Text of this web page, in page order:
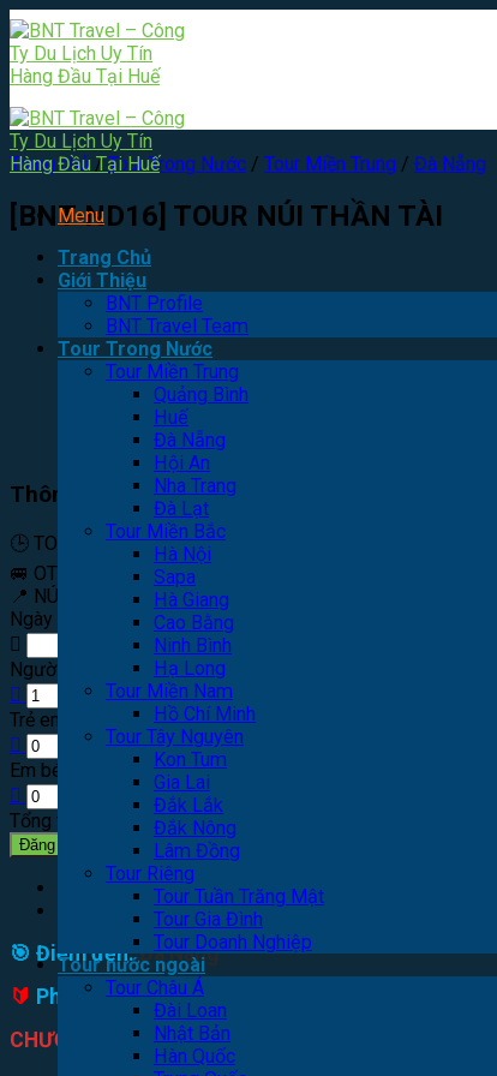
Skip
to
content
Menu
Trang Chủ
Giới Thiệu
BNT Profile
BNT Travel Team
Tour Trong Nước
Tour Miền Trung
Quảng Bình
Huế
Đà Nẵng
Hội An
Nha Trang
Đà Lạt
Tour Miền Bắc
Hà Nội
Sapa
Hà Giang
Cao Bằng
Ninh Bình
Hạ Long
Tour Miền Nam
Hồ Chí Minh
Tour Tây Nguyên
Kon Tum
Gia Lai
Đắk Lắk
Đắk Nông
Lâm Đồng
Tour Riêng
Tour Tuần Trăng Mật
Tour Gia Đình
Tour Doanh Nghiệp
Tour nước ngoài
Tour Châu Á
Đài Loan
Nhật Bản
Hàn Quốc
Trang chủ / Tour Trong Nước / Tour Miền Trung / Đà Nẵng
[BNT-ND16] TOUR NÚI THẦN TÀI
Thông tin Tour
🕒 TOUR TRONG NGÀY
🚐 OTO
📍 NÚI THẦN TÀI
Ngày khởi hành
Người lớn 820,000 đ
Trẻ em
Em bé
Tổng tiền
Đăng ký tư vấn
Mô tả
Đánh giá (0)
🎯 Điểm đến: Đà Nẵng
🔰 Phương tiện: Oto
CHƯƠNG TRÌNH